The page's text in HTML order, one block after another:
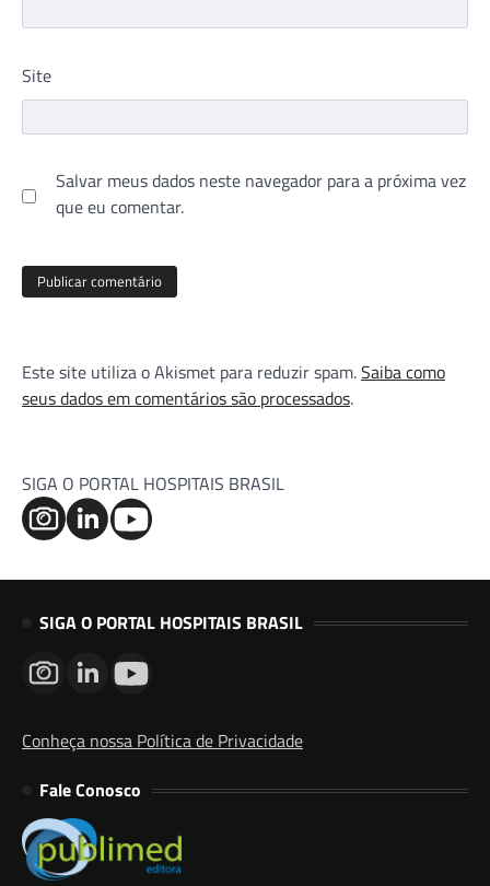
Site
Salvar meus dados neste navegador para a próxima vez
que eu comentar.
Este site utiliza o Akismet para reduzir spam.Saiba como
seus dados em comentários são processados.
SIGA O PORTAL HOSPITAIS BRASIL
SIGA O PORTAL HOSPITAIS BRASIL
Conheça nossa Política de Privacidade
Fale Conosco